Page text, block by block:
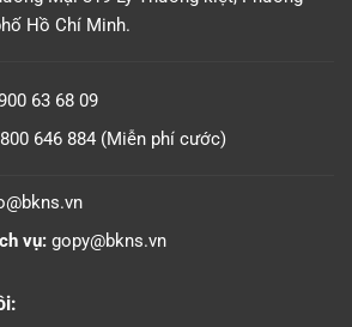
Hồ Chí Minh.
63 68 09
646 884 (Miễn phí cước)
vụ: gopy@bkns.vn